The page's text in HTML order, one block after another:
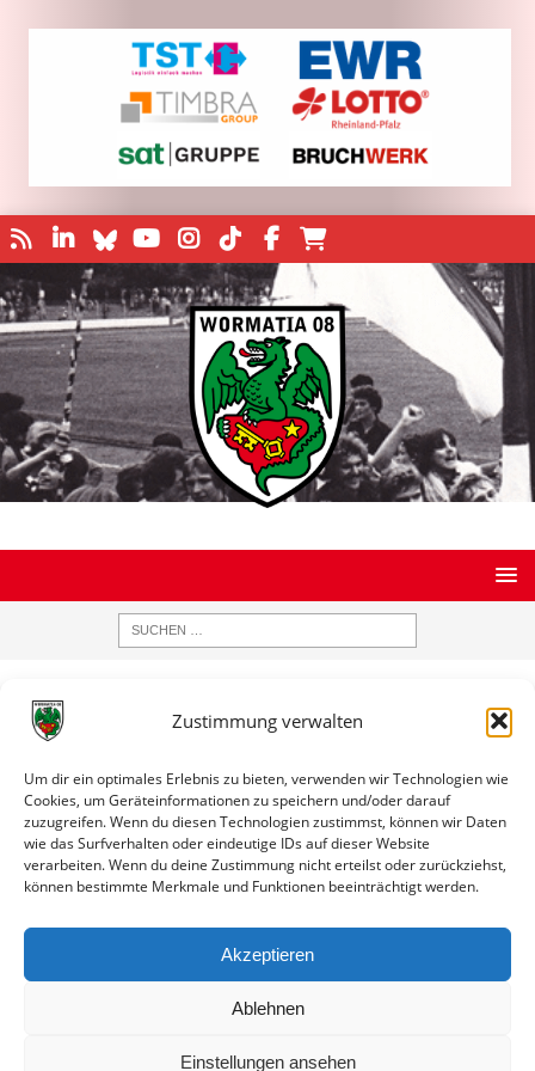
Zustimmung verwalten
Um dir ein optimales Erlebnis zu bieten, verwenden wir Technologien wie
Cookies, um Geräteinformationen zu speichern und/oder darauf
zuzugreifen. Wenn du diesen Technologien zustimmst, können wir Daten
wie das Surfverhalten oder eindeutige IDs auf dieser Website
verarbeiten. Wenn du deine Zustimmung nicht erteilst oder zurückziehst,
können bestimmte Merkmale und Funktionen beeinträchtigt werden.
Akzeptieren
Ablehnen
Einstellungen ansehen
STARTSEITE
Ergebnisse nach Saison
Ergebnisse nach Saison
Testspiel / Saison 2022 / 2023
Datum
Paarung Ergebnis
Info
11.02.2023
Wormatia Worms II
(F) - TSV Nieder-
1:5 Spielinfo